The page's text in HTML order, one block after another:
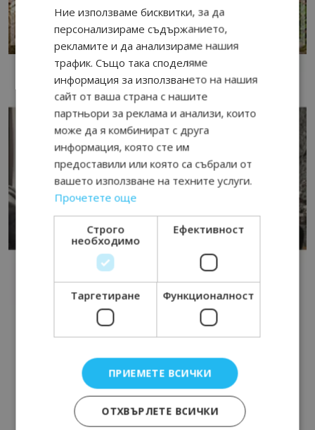
Ние използваме бисквитки, за да
персонализираме съдържанието,
рекламите и да анализираме нашия
трафик. Също така споделяме
информация за използването на нашия
сайт от ваша страна с нашите
партньори за реклама и анализи, които
може да я комбинират с друга
информация, която сте им
предоставили или която са събрали от
вашето използване на техните услуги.
Прочетете още
Строго
необходимо
Ефективност
Таргетиране Функционалност
ПРИЕМЕТЕ ВСИЧКИ
ОТХВЪРЛЕТЕ ВСИЧКИ